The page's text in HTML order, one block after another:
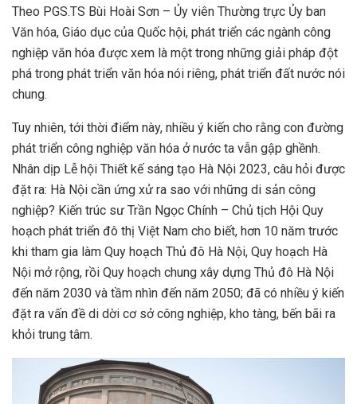
Theo PGS.TS Bùi Hoài Sơn – Ủy viên Thường trực Ủy ban
Văn hóa, Giáo dục của Quốc hội, phát triển các ngành công
nghiệp văn hóa được xem là một trong những giải pháp đột
phá trong phát triển văn hóa nói riêng, phát triển đất nước nói
chung.
Tuy nhiên, tới thời điểm này, nhiều ý kiến cho rằng con đường
phát triển công nghiệp văn hóa ở nước ta vẫn gập ghềnh.
Nhân dịp Lễ hội Thiết kế sáng tạo Hà Nội 2023, câu hỏi được
đặt ra: Hà Nội cần ứng xử ra sao với những di sản công
nghiệp? Kiến trúc sư Trần Ngọc Chính – Chủ tịch Hội Quy
hoạch phát triển đô thị Việt Nam cho biết, hơn 10 năm trước
khi tham gia làm Quy hoạch Thủ đô Hà Nội, Quy hoạch Hà
Nội mở rộng, rồi Quy hoạch chung xây dựng Thủ đô Hà Nội
đến năm 2030 và tầm nhìn đến năm 2050; đã có nhiều ý kiến
đặt ra vấn đề di dời cơ sở công nghiệp, kho tàng, bến bãi ra
khỏi trung tâm.